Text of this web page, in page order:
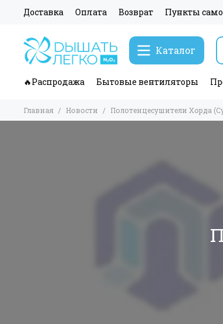
Доставка Оплата Возврат Пункты
Каталог
🔥Распродажа Бытовые вентиляторы
Главная Новости Полотенцесушители Хорда